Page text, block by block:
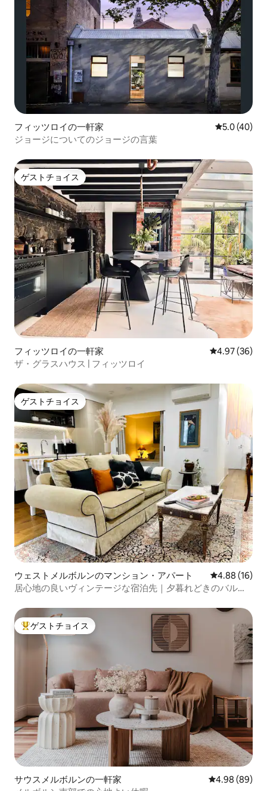
フィッツロイの一軒家 レビュー40
5.0 (40)
ジョージについてのジョージの言葉
ゲストチョイス
ゲストチョイス
フィッツロイの一軒家 レビュー36
4.97 (36)
ザ・グラスハウス | フィッツロイ
ゲストチョイス
ゲストチョイス
ウェストメルボルンのマンション・アパート レビュー16
4.88 (16)
居心地の良いヴィンテージな宿泊先｜夕暮れどきのバルコ
大好評のゲストチョイスです。
ゲストチョイス
サウスメルボルンの一軒家 レビュー89件
4.98 (89)